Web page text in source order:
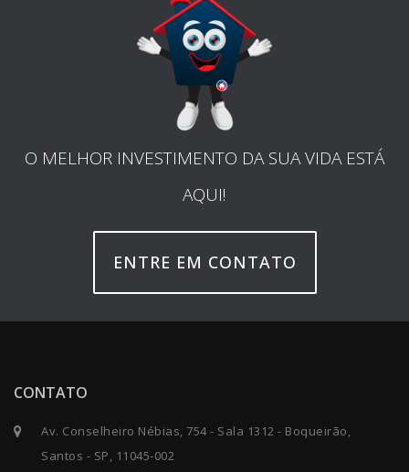
O MELHOR INVESTIMENTO DA SUA VIDA ESTÁ
AQUI!
ENTRE EM CONTATO
CONTATO
Av. Conselheiro Nébias, 754 - Sala 1312 - Boqueirão,
Santos - SP, 11045-002